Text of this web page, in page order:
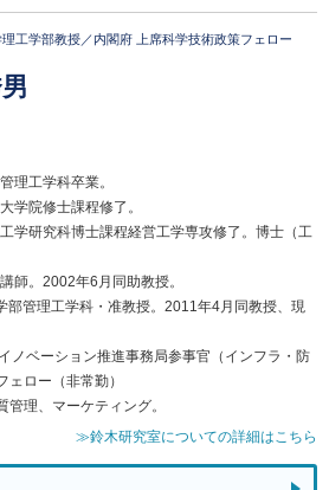
工学部教授／内閣府 上席科学技術政策フェロー
理工学科卒業。
学院修士課程修了。
学研究科博士課程経営工学専攻修了。博士（工
師。2002年6月同助教授。
部管理工学科・准教授。2011年4月同教授、現
ノベーション推進事務局参事官（インフラ・防
ロー（非常勤）
理、マーケティング。
≫鈴木研究室についての詳細はこちら